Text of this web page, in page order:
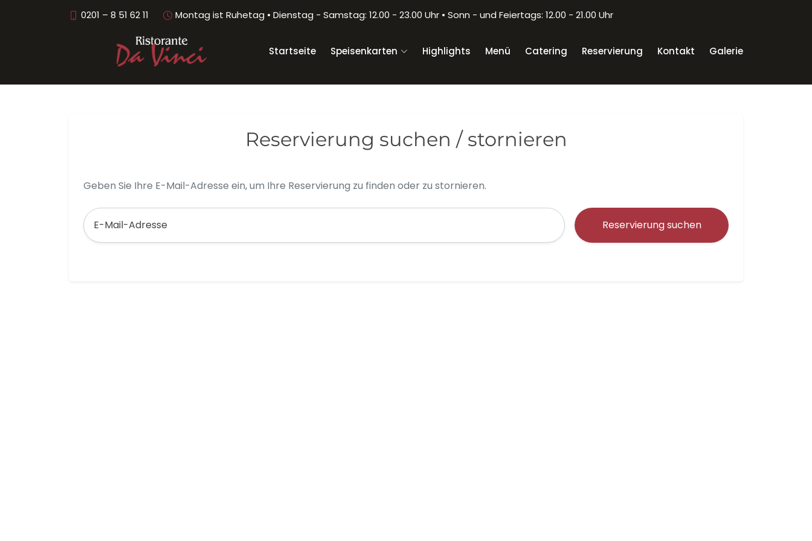
0201 – 8 51 62 11 Montag ist Ruhetag • Dienstag - Samstag: 12.00 - 23.00 Uhr • Sonn - und Feiertags: 12.00 - 21.00 Uhr
Startseite Speisenkarten Highlights Menü Catering Reservierung Kontakt Galerie
Reservierung suchen / stornieren
Geben Sie Ihre E-Mail-Adresse ein, um Ihre Reservierung zu finden oder zu stornieren.
E-Mail-Adresse Reservierung suchen